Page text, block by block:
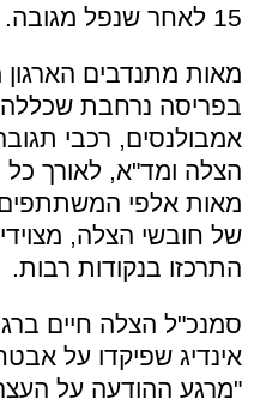
15 לאחר שנפל מגובה.
מאות מתנדבים
בפריסה נרחבת שכללה
אמבולנסים, רכבי
הצלה ומד"א, לאורך
מאות אלפי המשתתפים
של חובשי הצלה,
התרכזו בנקודות רבות.
סמנכ"ל הצלה חיים
אינדיג שפיקדו על
"מרגע ההודעה על